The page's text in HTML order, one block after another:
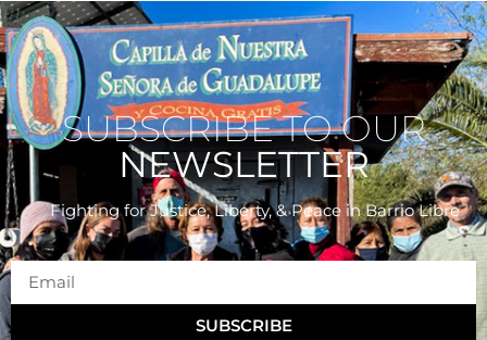
SUBSCRIBE TO OUR
NEWSLETTER
Fighting for Justice, Liberty, & Peace in Barrio Libre
SUBSCRIBE